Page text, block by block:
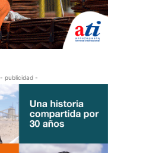
- publicidad -